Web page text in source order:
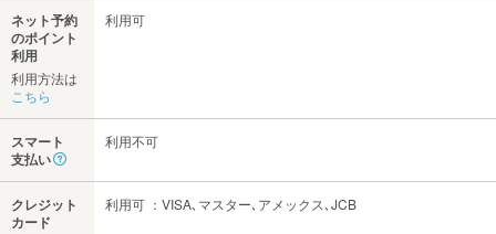
ネット予約
のポイント
利用
利用方法は
こちら
利用可
スマート
支払い
利用不可
クレジット
カード
利用可 ：VISA､マスター､アメックス､JCB